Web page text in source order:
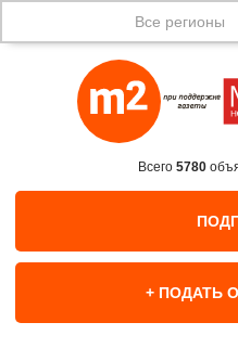
Все регионы
Всего 5780
+ ПОДАТЬ